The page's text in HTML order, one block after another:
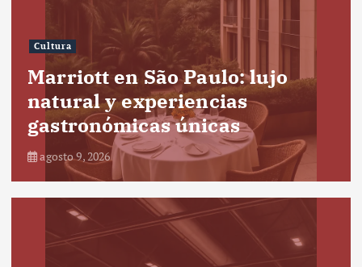
Cultura
Marriott en São Paulo: lujo
natural y experiencias
gastronómicas únicas
agosto 9, 2026